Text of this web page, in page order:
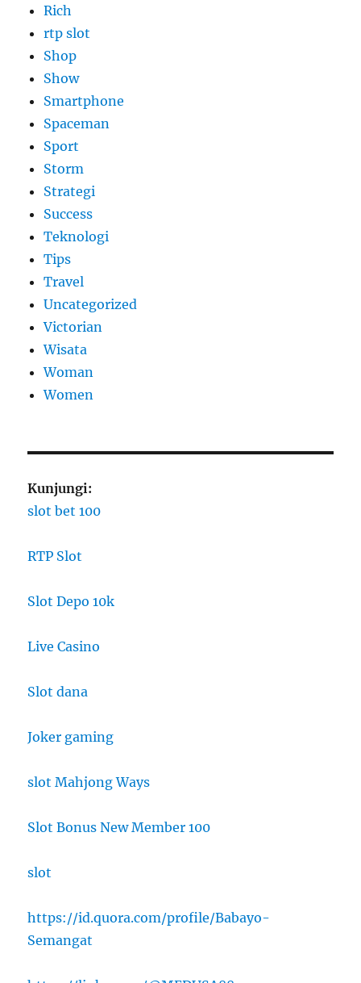
Rich
rtp slot
Shop
Show
Smartphone
Spaceman
Sport
Storm
Strategi
Success
Teknologi
Tips
Travel
Uncategorized
Victorian
Wisata
Woman
Women
Kunjungi:
slot bet 100
RTP Slot
Slot Depo 10k
Live Casino
Slot dana
Joker gaming
slot Mahjong Ways
Slot Bonus New Member 100
slot
https://id.quora.com/profile/Babayo-
Semangat